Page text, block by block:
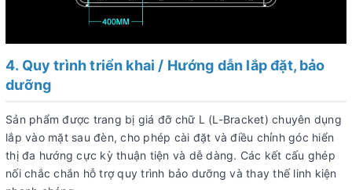
4. Quy trình triển khai / Hướng dẫn lắp đặt, bảo
dưỡng
Sản phẩm được trang bị giá đỡ chữ L (L-Bracket) chuyên dụng
lắp vào mặt sau đèn, cho phép cài đặt và điều chỉnh góc hiển
thị đa hướng cực kỳ thuận tiện và dễ dàng. Các kết cấu ghép
nối chắc chắn hỗ trợ quy trình bảo dưỡng và thay thế linh kiện